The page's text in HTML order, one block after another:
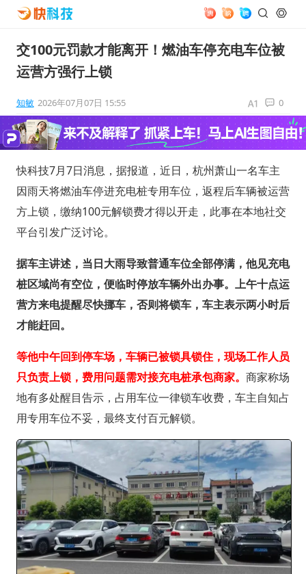
交100元罚款才能离开！燃油车停充电车位被
运营方强行上锁
知敏 2026年07月07日 15:55 0
快科技7月7日消息，据报道，近日，杭州萧山一名车主
因雨天将燃油车停进充电桩专用车位，返程后车辆被运营
方上锁，缴纳100元解锁费才得以开走，此事在本地社交
平台引发广泛讨论。
据车主讲述，当日大雨导致普通车位全部停满，他见充电
桩区域尚有空位，便临时停放车辆外出办事。上午十点运
营方来电提醒尽快挪车，否则将锁车，车主表示两小时后
才能赶回。
等他中午回到停车场，车辆已被锁具锁住，现场工作人员
只负责上锁，费用问题需对接充电桩承包商家。 商家称场
地有多处醒目告示，占用车位一律锁车收费，车主自知占
用专用车位不妥，最终支付百元解锁。